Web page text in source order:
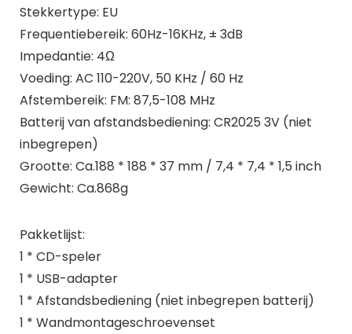
Stekkertype: EU
Frequentiebereik: 60Hz-16KHz, ± 3dB
Impedantie: 4Ω
Voeding: AC 110-220V, 50 KHz / 60 Hz
Afstembereik: FM: 87,5-108 MHz
Batterij van afstandsbediening: CR2025 3V (niet
inbegrepen)
Grootte: Ca.188 * 188 * 37 mm / 7,4 * 7,4 * 1,5 inch
Gewicht: Ca.868g
Pakketlijst:
1 * CD-speler
1 * USB-adapter
1 * Afstandsbediening (niet inbegrepen batterij)
1 * Wandmontageschroevenset